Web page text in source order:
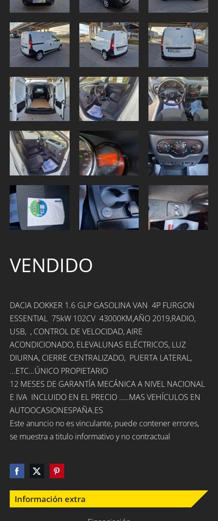
Información extra
VENDIDO
DACIA DOKKER 1.6 GLP GASOLINA VAN 4P FURGON
ESSENTIAL 75kW 102CV 43000KM,AÑO 2019,RADIO,
USB, , CONTROL DE VELOCIDAD, AIRE
ACONDICIONADO, ELEVALUNAS ELÉCTRICOS, LUZ
DIURNA, CIERRE CENTRALIZADO, PUERTA LATERAL,
...ETC...ÚNICO PROPIETARIO
12 MESES DE GARANTÍA MECÁNICA A NIVEL NACIONAL
E IVA INCLUIDO EN EL PRECIO .....MAS VEHÍCULOS EN
AUTOOCASIONESPAÑA.ES
Este anuncio no es vinculante, puede contener errores,
se muestra a titulo informativo y no contractual